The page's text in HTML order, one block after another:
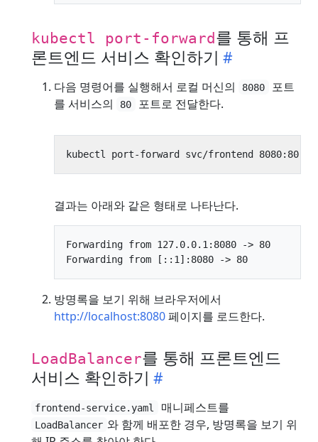
kubectl port-forward 를 통해 프
론트엔드 서비스 확인하기
다음 명령어를 실행해서 로컬 머신의 8080
포트
를 서비스의
80 포트로 전달한다.
결과는 아래와 같은 형태로 나타난다.
Forwarding from 127.0.0.1:8080 -> 80
방명록을 보기 위해 브라우저에서
http://localhost:8080페이지를 로드한다.
LoadBalancer를 통해 프론트엔드
서비스 확인하기
frontend-service.yaml 매니페스트를
LoadBalancer 와 함께 배포한 경우, 방명록을 보기 위